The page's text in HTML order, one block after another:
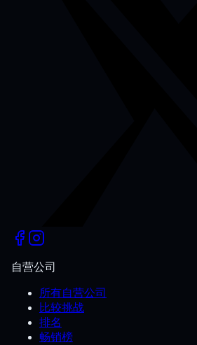
自营公司
所有自营公司
比较挑战
排名
畅销榜